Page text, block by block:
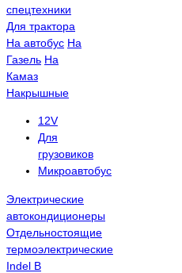
спецтехники
Для трактора
На автобус На
Газель На
Камаз
Накрышные
12V
Для
грузовиков
Микроавтобус
Электрические
автокондиционеры
Отдельностоящие
термоэлектрические
Indel B